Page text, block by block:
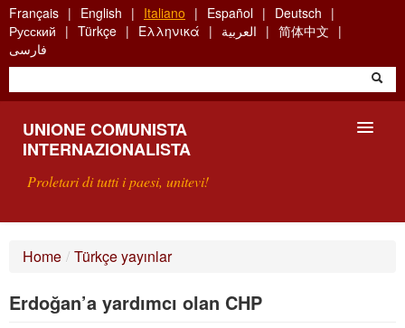
Skip
to
main
content
Français English Italiano Español
Deutsch
Русский
Türkçe Ελληνικά العربية
简体中文
فارسی
UNIONE COMUNISTA
INTERNAZIONALISTA
Proletari di tutti i paesi, unitevi!
Home / Türkçe yayınlar
Erdoğan’a yardımcı olan CHP